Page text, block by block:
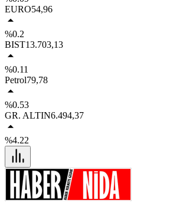
EURO54,96
%0.2
BIST13.703,13
%0.11
Petrol79,78
%0.53
GR. ALTIN6.494,37
%4.22